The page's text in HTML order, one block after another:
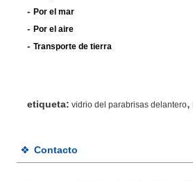
- Por el mar
- Por el aire
- Transporte de tierra
etiqueta: vidrio del parabrisas delantero,
Contacto